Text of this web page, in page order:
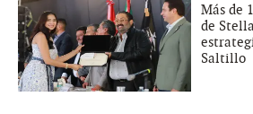
Más de
de
Saltillo